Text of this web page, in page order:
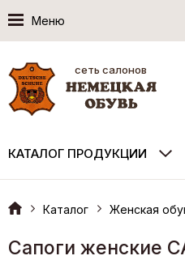
Меню
сеть салонов
КАТАЛОГ ПРОДУКЦИИ
Каталог Женская
Сапоги женские